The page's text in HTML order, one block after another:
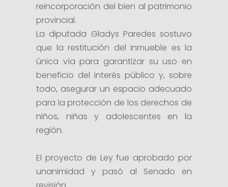
reincorporación del bien al patrimonio
provincial.
La diputada Gladys Paredes sostuvo
que la restitución del inmueble es la
única vía para garantizar su uso en
beneficio del interés público y, sobre
todo, asegurar un espacio adecuado
para la protección de los derechos de
niños, niñas y adolescentes en la
región.
El proyecto de Ley fue aprobado por
unanimidad y pasó al Senado en